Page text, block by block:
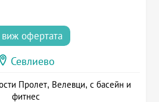
виж офертата
Севлиево
Пролет, Велевци, с басейн и
фитнес